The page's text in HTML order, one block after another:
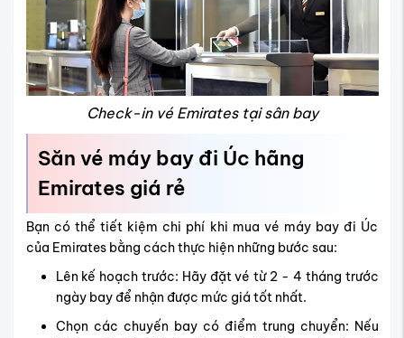
Check-in vé Emirates tại sân bay
Săn vé máy bay đi Úc hãng
Emirates giá rẻ
Bạn có thể tiết kiệm chi phí khi mua vé máy bay đi Úc
của Emirates bằng cách thực hiện những bước sau:
Lên kế hoạch trước: Hãy đặt vé từ 2 - 4 tháng trước
ngày bay để nhận được mức giá tốt nhất.
Chọn các chuyến bay có điểm trung chuyển: Nếu